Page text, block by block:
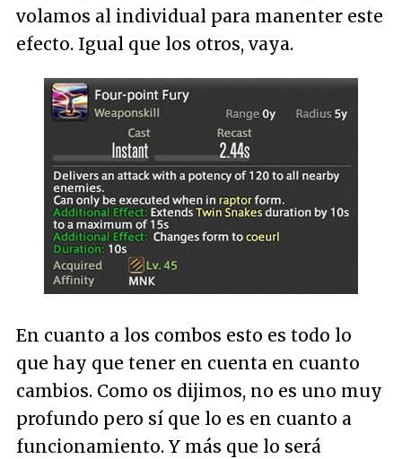
volamos al individual para manenter este
efecto. Igual que los otros, vaya.
En cuanto a los combos esto es todo lo
que hay que tener en cuenta en cuanto
cambios. Como os dijimos, no es uno muy
profundo pero sí que lo es en cuanto a
funcionamiento. Y más que lo será